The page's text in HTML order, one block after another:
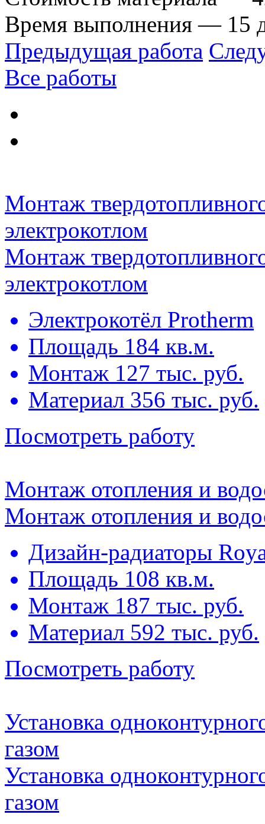
Время выполнения — 15
Предыдущая работа
Все работы
Монтаж
электрокотлом
Монтаж
электрокотлом
Электрокотёл Protherm
Площадь 184 кв.м.
Монтаж 127 тыс. руб.
Материал 356 тыс. руб.
Посмотреть работу
Монтаж отопления и
Монтаж отопления и
Дизайн-радиаторы
Площадь 108 кв.м.
Монтаж 187 тыс. руб.
Материал 592 тыс. руб.
Посмотреть работу
Установка
газом
Установка
газом